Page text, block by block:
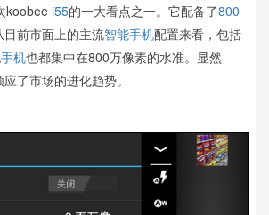
koobee i55的一大看点之一。它配备了800
前市面上的主流智能手机配置来看，包括
手机也都集中在800万像素的水准。显然
了市场的进化趋势。